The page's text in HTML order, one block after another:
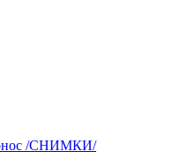
/СНИМКИ/